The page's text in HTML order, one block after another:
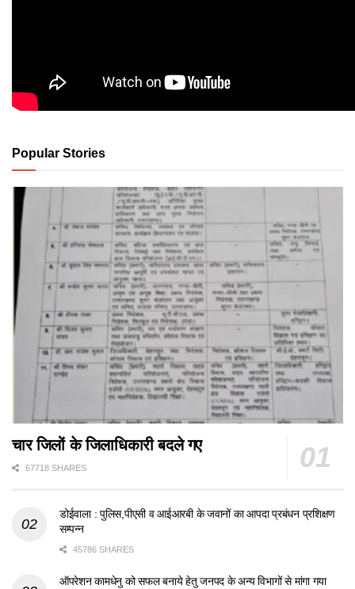
Popular Stories
चार जिलों के जिलाधिकारी बदले गए
67718 SHARES
डोईवाला : पुलिस,पीएसी व आईआरबी के जवानों का आपदा प्रबंधन प्रशिक्षण
सम्पन्न
45786 SHARES
ऑपरेशन कामधेनु को सफल बनाये हेतु जनपद के अन्य विभागों से मांगा गया